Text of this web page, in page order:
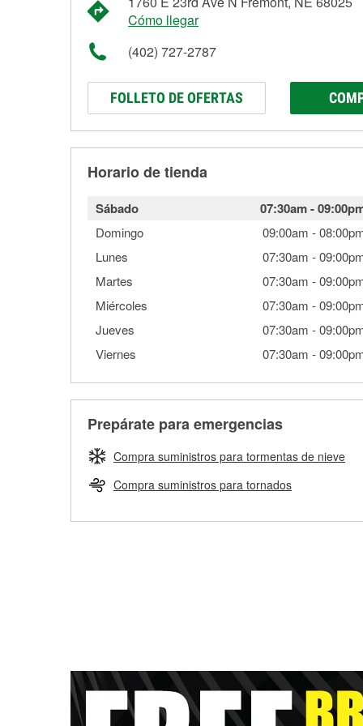
Cómo llegar
(402) 727-2787
FOLLETO DE OFERTAS
Horario de tienda
Sábado 07:30am-
Domingo 09:00am -
Lunes
07:30am -
Martes
07:30am -
Miércoles
07:30am -
Jueves
07:30am -
Viernes
07:30am -
Prepárate para emergencias
Compra suministros para tormentas de nieve
Compra suministros para tornados